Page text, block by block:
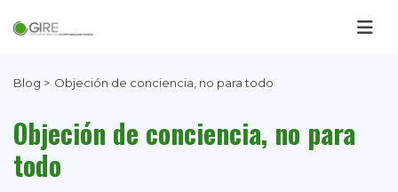
Blog > Objeción de conciencia, no para todo
Objeción de conciencia, no para
todo